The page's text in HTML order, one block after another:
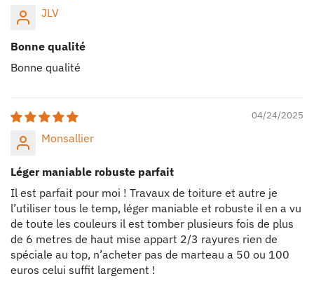
JLV
Bonne qualité
Bonne qualité
04/24/2025
Monsallier
Léger maniable robuste parfait
Il est parfait pour moi ! Travaux de toiture et autre je
l’utiliser tous le temp, léger maniable et robuste il en a vu
de toute les couleurs il est tomber plusieurs fois de plus
de 6 metres de haut mise appart 2/3 rayures rien de
spéciale au top, n’acheter pas de marteau a 50 ou 100
euros celui suffit largement !